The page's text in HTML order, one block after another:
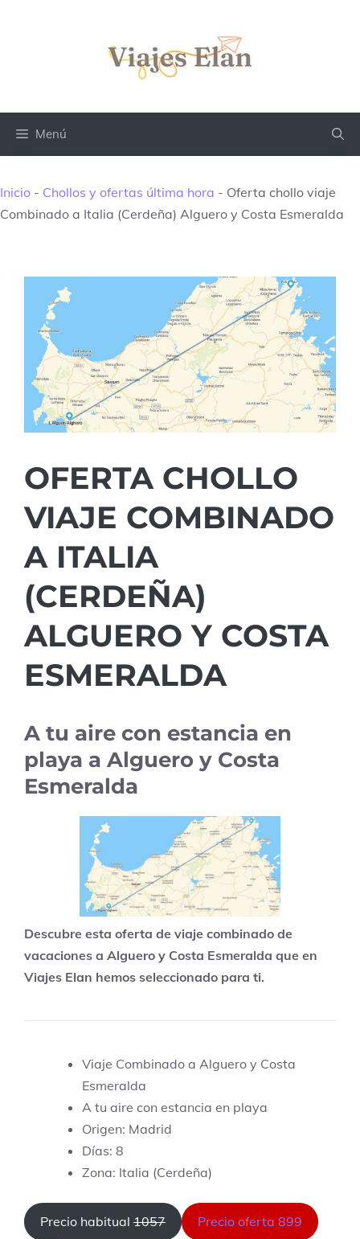
Menú
Inicio - Chollos y ofertas última hora - Oferta chollo viaje
Combinado a Italia (Cerdeña) Alguero y Costa Esmeralda
OFERTA CHOLLO
VIAJE COMBINADO
A ITALIA
(CERDEÑA)
ALGUERO Y COSTA
ESMERALDA
A tu aire con estancia en
playa a Alguero y Costa
Esmeralda
Descubre esta oferta de viaje combinado de
vacaciones a Alguero y Costa Esmeralda que en
Viajes Elan hemos seleccionado para ti.
Viaje Combinado a Alguero y Costa
Esmeralda
A tu aire con estancia en playa
Origen: Madrid
Días: 8
Zona: Italia (Cerdeña)
Precio habitual 1057 Precio oferta 899